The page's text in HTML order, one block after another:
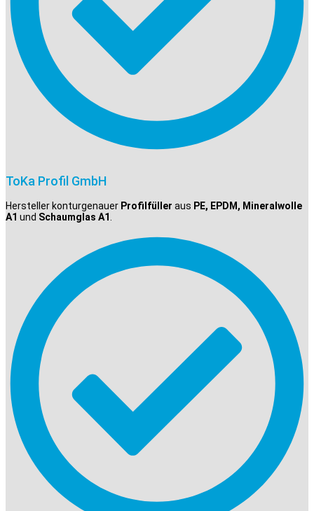
ToKa Profil GmbH
Hersteller konturgenauer Profilfüller aus PE, EPDM, Mineralwolle
A1 und Schaumglas A1.